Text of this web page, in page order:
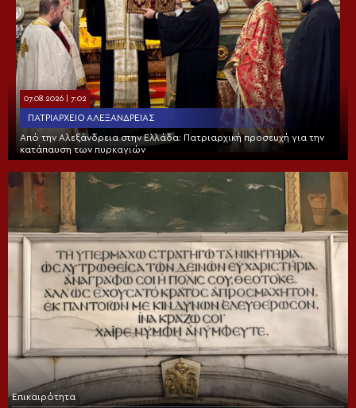
07.08.2026 | 7:02
ΠΑΤΡΙΑΡΧΕΊΟ ΑΛΕΞΑΝΔΡΕΊΑΣ
Από την Αλεξάνδρεια στην Ελλάδα: Πατριαρχική προσευχή για την
κατάπαυση των πυρκαγιών
Επικαιρότητα